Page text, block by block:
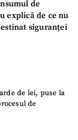
de
explică de ce nu
siguranței
de lei, puse la
de